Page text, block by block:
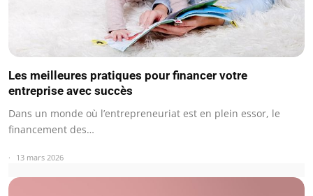
Les meilleures pratiques pour financer votre
entreprise avec succès
Dans un monde où l’entrepreneuriat est en plein essor, le
financement des…
13 mars 2026